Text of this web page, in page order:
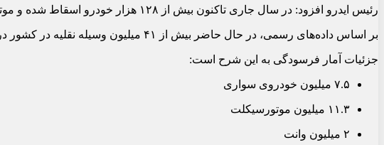
رئیس ایدرو افزود: در سال جاری تاکنون بیش از ۱۲۸ هزار خودرو اسقاط شده و موتورسیکلت‌ها نیز به طرح نوسازی افزوده شده‌اند. به گفته او، برنامه‌های تازه‌ای برای هماهنگی میان تولید، واردات و اسقاط خودروها در حال تدوین است تا روند نوسازی با سرعت بیشتری دنبال شود.
بر اساس داده‌های رسمی، در حال حاضر بیش از ۴۱ میلیون وسیله نقلیه در کشور در حال تردد است. از این میان، حدود ۲۲ میلیون دستگاه به‌عنوان وسایل نقلیه فرسوده شناخته می‌شوند — یعنی بیش از نیمی از ناوگان حمل‌ونقل کشور نیازمند نوسازی یا خروج از چرخه تردد است.
جزئیات آمار فرسودگی به این شرح است:
۷.۵ میلیون خودروی سواری
۱۱.۳ میلیون موتورسیکلت
۲ میلیون وانت